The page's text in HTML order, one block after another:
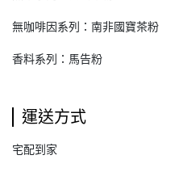
無咖啡因系列：南非國寶茶粉
香料系列：馬告粉
運送方式
宅配到家